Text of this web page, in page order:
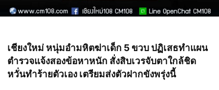
เชียงใหม่ หนุ่มอำมหิตฆ่าเด็ก 5 ขวบ ปฏิเสธทำแผน
ตำรวจแจ้งสองข้อหาหนัก สั่งสิบเวรจับตาใกล้ชิด
หวั่นทำร้ายตัวเอง เตรียมส่งตัวฝากขังพรุ่งนี้